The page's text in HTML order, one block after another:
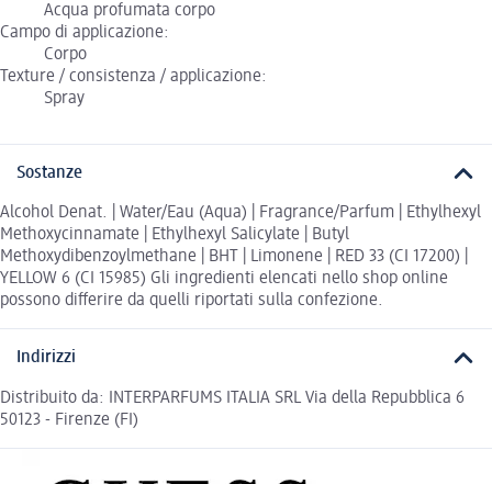
Acqua profumata corpo
Campo di applicazione:
Corpo
Texture / consistenza / applicazione:
Spray
Sostanze
Alcohol Denat. | Water/Eau (Aqua) | Fragrance/Parfum | Ethylhexyl
Methoxycinnamate | Ethylhexyl Salicylate | Butyl
Methoxydibenzoylmethane | BHT | Limonene | RED 33 (CI 17200) |
YELLOW 6 (CI 15985) Gli ingredienti elencati nello shop online
possono differire da quelli riportati sulla confezione.
Indirizzi
Distribuito da: INTERPARFUMS ITALIA SRL Via della Repubblica 6
50123 - Firenze (FI)